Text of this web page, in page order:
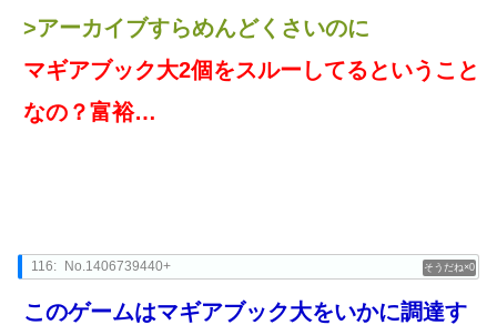
>アーカイブすらめんどくさいのに
マギアブック大2個をスルーしてるということ
なの？富裕…
0
116: No.1406739440+
このゲームはマギアブック大をいかに調達す